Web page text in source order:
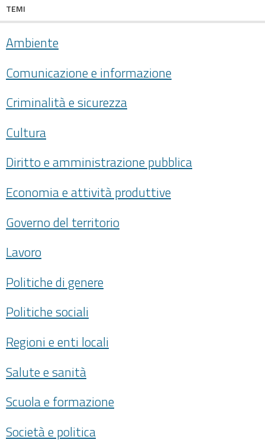
TEMI
Ambiente
Comunicazione e informazione
Criminalità e sicurezza
Cultura
Diritto e amministrazione pubblica
Economia e attività produttive
Governo del territorio
Lavoro
Politiche di genere
Politiche sociali
Regioni e enti locali
Salute e sanità
Scuola e formazione
Società e politica